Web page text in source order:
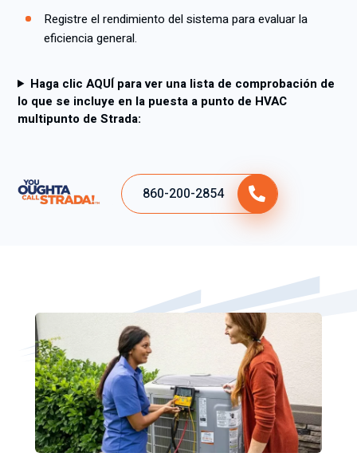
Registre el rendimiento del sistema para evaluar la
eficiencia general.
Haga clic AQUÍ para ver una lista de comprobación de
lo que se incluye en la puesta a punto de HVAC
multipunto de Strada:
860-200-2854